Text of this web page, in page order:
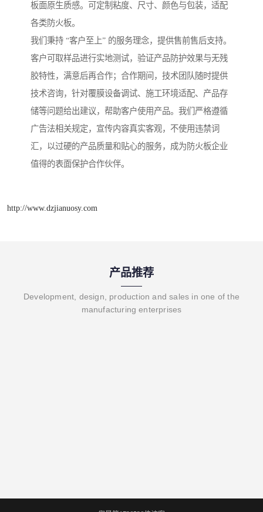
板面原生质感。可定制粘度、尺寸、颜色与包装，适配
各类防火板。
我们秉持 “客户至上” 的服务理念，提供售前售后支持。
客户可取样品进行实地测试，验证产品防护效果与无残
胶特性，满意后再合作；合作期间，技术团队随时提供
技术咨询，针对覆膜设备调试、施工环境适配、产品存
储等问题给出建议，帮助客户使用产品。我们严格遵循
广告法相关规定，宣传内容真实客观，不使用违禁词
汇，以过硬的产品质量和贴心的服务，成为防火板企业
值得的表面保护合作伙伴。
http://www.dzjianuosy.com
产品推荐
Development, design, production and sales in one of the
manufacturing enterprises